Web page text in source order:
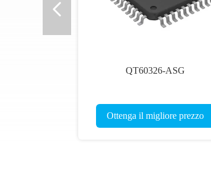
QT60326-ASG
Ottenga il migliore prezzo